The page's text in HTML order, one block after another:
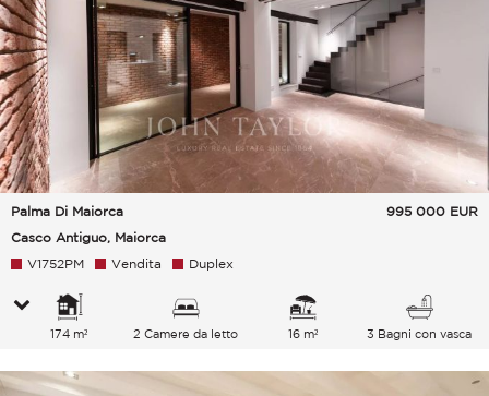
Palma Di Maiorca
Casco Antiguo, Maiorca
995 000 EUR
V1752PM Vendita Duplex
174 m² 2 Camere da letto 16 m² 3 Bagni con vasca